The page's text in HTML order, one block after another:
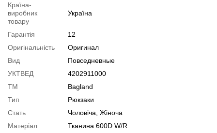
Країна-
виробник
товару
Україна
Гарантія
12
Оригінальність
Оригинал
Вид
Повседневные
УКТВЕД
4202911000
ТМ
Bagland
Тип
Рюкзаки
Стать
Чоловіча, Жіноча
Матеріал
Тканина 600D W/R